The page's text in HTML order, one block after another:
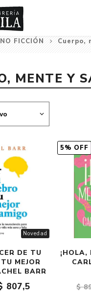
NO FICCIÓN Cuerpo,
MENTE Y
Novedad
DE TU
MEJOR
BARR
807,5
5% OFF
¡HOLA,
$